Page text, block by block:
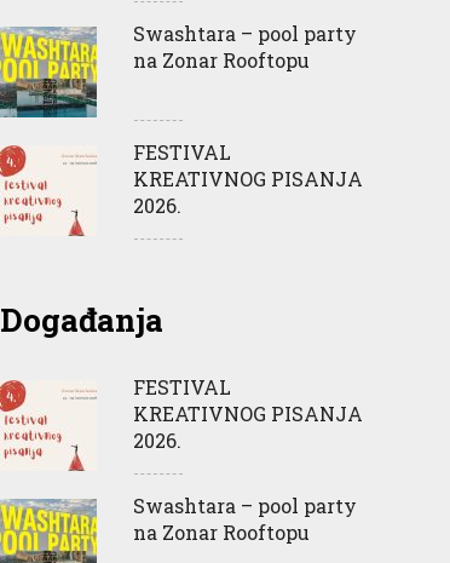
Swashtara – pool party
na Zonar Rooftopu
FESTIVAL
KREATIVNOG PISANJA
2026.
Događanja
FESTIVAL
KREATIVNOG PISANJA
2026.
Swashtara – pool party
na Zonar Rooftopu